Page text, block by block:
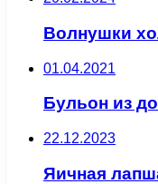
Волнушки
01.04.2021
Бульон из
22.12.2023
Яичная